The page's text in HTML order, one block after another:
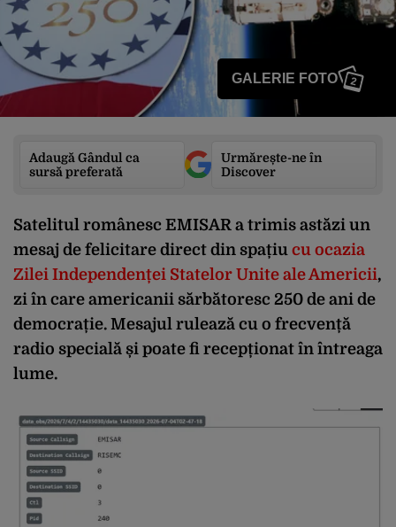
GALERIE FOTO 2
Adaugă Gândul ca
sursă preferată
Urmărește-ne în
Discover
Satelitul românesc EMISAR a trimis astăzi un
mesaj de felicitare direct din spațiu cu ocazia
Zilei Independenței Statelor Unite ale Americii,
zi în care americanii sărbătoresc 250 de ani de
democrație. Mesajul rulează cu o frecvență
radio specială și poate fi recepționat în întreaga
lume.